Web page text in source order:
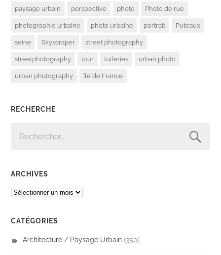
paysage urbain perspective photo Photo de rue
photographie urbaine photo urbaine portrait Puteaux
seine Skyscraper street photography
streetphotography tour tuileries urban photo
urban photography île de France
RECHERCHE
ARCHIVES
ARCHIVES
CATÉGORIES
Architecture / Paysage Urbain (350)